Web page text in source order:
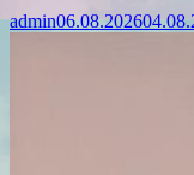
admin06.08.2026